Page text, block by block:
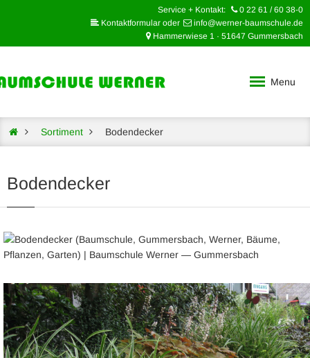
Service + Kontakt:
0 22 61 / 60 38-0
Kontaktformular oder
info@werner-baumschule.de
Hammerwiese 1 · 51647 Gummersbach
Menu
Sortiment Bodendecker
Bodendecker